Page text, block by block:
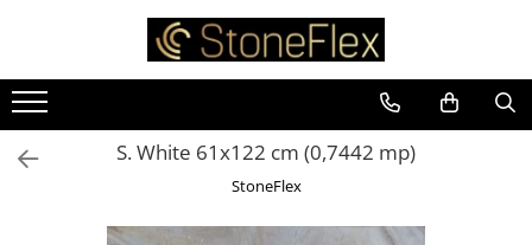
S. White 61x122 cm (0,7442 mp)
StoneFlex